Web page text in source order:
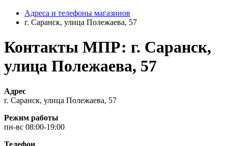
Адреса и телефоны магазинов
г. Саранск, улица Полежаева, 57
Контакты МПР: г. Саранск,
улица Полежаева, 57
Адрес
г. Саранск, улица Полежаева, 57
Режим работы
пн-вс 08:00-19:00
Телефон